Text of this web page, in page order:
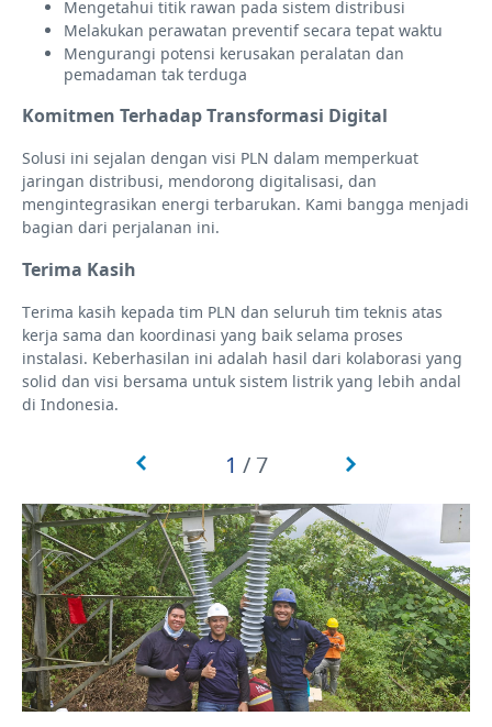
Mengetahui titik rawan pada sistem distribusi
Melakukan perawatan preventif secara tepat waktu
Mengurangi potensi kerusakan peralatan dan
pemadaman tak terduga
Komitmen Terhadap Transformasi Digital
Solusi ini sejalan dengan visi PLN dalam memperkuat
jaringan distribusi, mendorong digitalisasi, dan
mengintegrasikan energi terbarukan. Kami bangga menjadi
bagian dari perjalanan ini.
Terima Kasih
Terima kasih kepada tim PLN dan seluruh tim teknis atas
kerja sama dan koordinasi yang baik selama proses
instalasi. Keberhasilan ini adalah hasil dari kolaborasi yang
solid dan visi bersama untuk sistem listrik yang lebih andal
di Indonesia.
1 / 7